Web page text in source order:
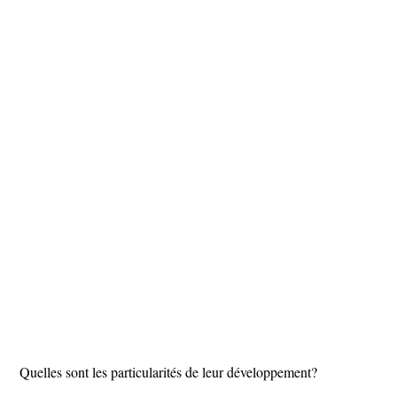
Quelles sont les particularités de leur développement?